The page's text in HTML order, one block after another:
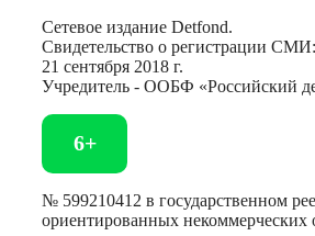
Сетевое издание Detfond.
Свидетельство о регистрации
21 сентября 2018 г.
Учредитель - ООБФ «Российский
6+
№ 599210412 в государственном
ориентированных некоммерческих